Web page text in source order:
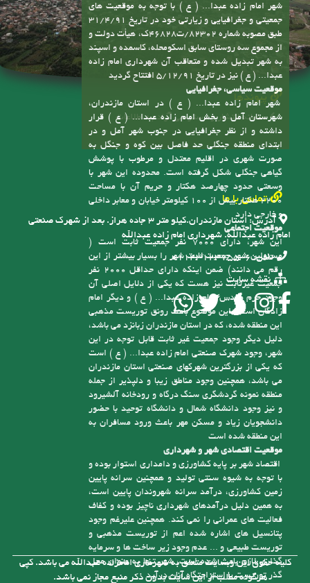
شهر امام زاده عبدا... ( ع ) با توجه به موقعیت های
جمعیتی و جغرافیایی و زیارتی خود در تاریخ 31/4/91
طبق مصوبه شماره 82302/ت46828ک، هیأت دولت و
از مجموع سه روستای سابق اسکومحله، کاسمده و اسپند
به شهر تبدیل شده و متعاقب آن شهرداری امام زاده
عبدا... ( ع ) نیز در تاریخ 5/12/91 افتتاح گردید
موقعیت سیاسی، جغرافیایی
شهر امام زاده عبدا... ( ع ) در استان مازندران،
شهرستان آمل و بخش امام زاده عبدا... ( ع ) قرار
داشته و از نظر جغرافیایی در جنوب شهر آمل و در
ابتدای منطقه جنگلی حد فاصل بین کوه و جنگل به
صورت شهری در اقلیم معتدل و مرطوب با پوشش
گیاهی جنگلی شکل گرفته است. محدوده این شهر با
وسعتی حدود چهارصد هکتار و حریم آن با مساحت
2200 هکتار بیش از 100 کیلومتر خیابان و معابر داخلی
و خارجی دارد
موقعیت اجتماعی
این شهر، دارای 7000 نفر جمعیت ثابت است (
مسئولین شهر جمعیت ثابت شهر را بسیار بیشتر از این
رقم می دانند) ضمن اینکه دارای حداقل 2000 نفر
جمعیت غیرثابت نیز هست که یکی از دلایل اصلی آن
وجود حرم مقدس امام زاده عبدا... ( ع ) و دیگر امام
زادگان است، این موضوع باعث رونق توریست مذهبی
این منطقه شده، که در استان مازندران زبانزد می باشد،
دلیل دیگر وجود جمعیت غیر ثابت قابل توجه در این
شهر، وجود شهرک صنعتی امام زاده عبدا... ( ع ) است
که یکی از بزرگترین شهرکهای صنعتی استان مازندران
می باشد، همچنین وجود مناطق زیبا و دلپذیر از جمله
منطقه نمونه گردشگری سنگ درگاه و رودخانه آلشیرود
و نیز وجود دانشگاه شمال و دانشگاه توحید با حضور
دانشجویان زیاد و مسکن مهر باعث ورود مسافران به
این منطقه شده است
موقعیت اقتصادی شهر و شهرداری
اقتصاد شهر بر پایه کشاورزی و دامداری استوار بوده و
با توجه به شیوه سنتی تولید و همچنین سرانه پایین
زمین کشاورزی، درآمد سرانه شهروندان پایین است،
به همین دلیل درآمدهای شهرداری ناچیز بوده و کفاف
فعالیت های عمرانی را نمی کند. همچنین علیرغم وجود
پتانسیل های اشاره شده اعم از توریست مذهبی و
توریست طبیعی و ... عدم وجود زیر ساخت ها و سرمایه
گذاری لازم باعث شده است، شهر تنها به عنوان محل
گذر توریست یا استراحتگاه آنان درآید
پیوندها
سامانه انتشار و دسترسی آزاد به اطلاعات
تماس با ما
آدرس:
استان مازندران.کیلو متر ۳ جاده هراز. بعد از شهرک صنعتی
امام زاده عبدالله. شهرداری امام زاده عبدالله
تلفن: 6-01143123755
نقشه سایت
کلیه حقوق این وبسایت متعلق به شهرداری امامزاده عبدالله می باشد. کپی
هرگونه مطلب از این سایت بدون ذکر منبع مجاز نمی باشد.